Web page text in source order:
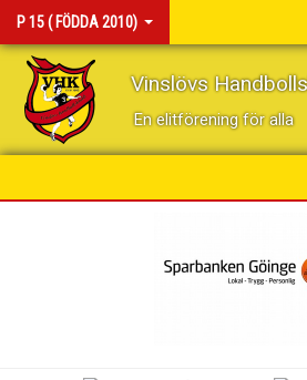
P 15 ( FÖDDA 2010)
Vinslövs
En elitförening för alla